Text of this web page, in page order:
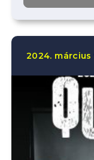
2024. március